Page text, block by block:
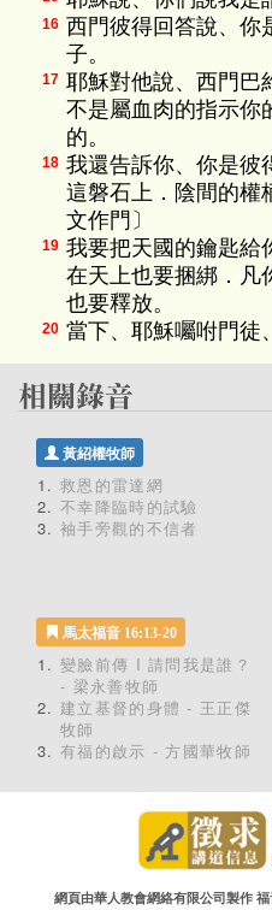
16 西門彼得回答說、
子。
17 耶穌對他說、西門巴
不是屬血肉的指示你
的。
18 我還告訴你、你是彼
這磐石上．陰間的權
文作門〕
19 我要把天國的鑰匙給
在天上也要捆綁．凡
也要釋放。
20 當下、耶穌囑咐門徒
黃紹權牧師
救恩的雷達網
不幸降臨時的試驗
袖手旁觀的不信者
馬太福音 16:13-20
變臉前傳 I 請問我是誰？
- 梁永善牧師
建立基督的身體 - 王正傑
牧師
有福的啟示 - 方國華牧師
網頁由華人教會網絡有限公司製作